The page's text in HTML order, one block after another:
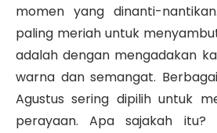
momen yang dinanti-
paling meriah untuk
adalah dengan mengadakan
warna dan semangat.
Agustus sering dipilih untuk
perayaan. Apa sajakah